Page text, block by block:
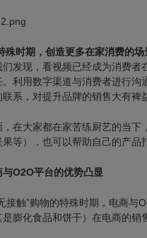
殊时期，创造更多在家消费的场
们发现，看视频已经成为消费
。利用数字渠道与消费者进行
系，对提升品牌的销售大有裨
，在大家都在家苦练厨艺的当
果等），也可以帮助自己的产品
与O2O平台的优势凸显
接触”购物的特殊时期，电商与
膨化食品和饼干）在电商的销